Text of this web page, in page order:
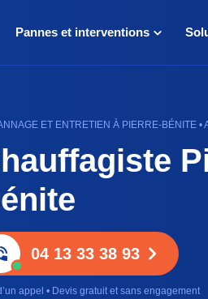
Pannes et interventions
ET ENTRETIEN À PIERRE-BÉNITE
04 13 33 38 93
appel • Devis gratuit et sans engagement